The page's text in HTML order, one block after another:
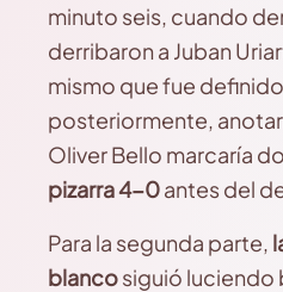
minuto seis, cuando
derribaron a Juban
mismo que fue
posteriormente,
Oliver Bello marcaría
pizarra 4-0antes del
Para la segunda parte,
blancosiguió luciendo